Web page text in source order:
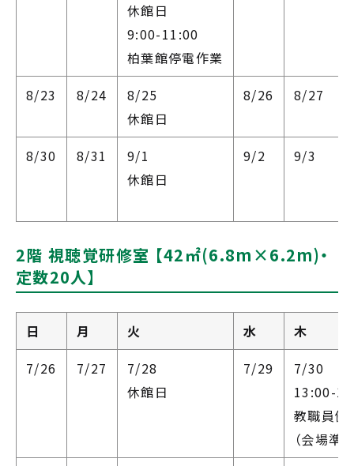
休館日
9:00-11:00
柏葉館停電作業
8/23 8/24
8/25
休館日
8/26 8/27
8/30 8/31
9/1
休館日
9/2 9/3
2階 視聴覚研修室 【42㎡(6.8m×6.2m)・
定数20人】
日 月 火 水
木
7/26
7/27
7/28
休館日
7/29
7/30
13:00-
教職員健
（会場準